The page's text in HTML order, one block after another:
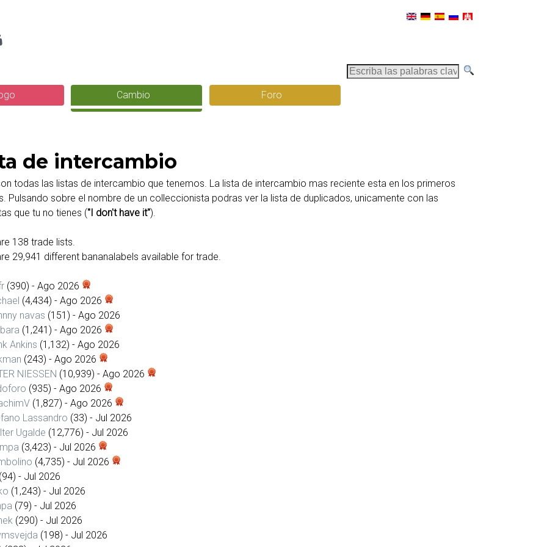
E
a
s
Cambio Foro
de intercambio
todas las listas de intercambio que tenemos. La lista de intercambio mas reciente esta en los primeros
Pulsando sobre el nombre de un colleccionista podras ver la lista de duplicados, unicamente con las
que tu no tienes ("I don't have it").
138 trade lists.
29,941 different bananalabels available for trade.
(390) - Ago 2026
(4,434) - Ago 2026
navas (151) - Ago 2026
(1,241) - Ago 2026
Ankins (1,132) - Ago 2026
(243) - Ago 2026
NIESSEN (10,939) - Ago 2026
(935) - Ago 2026
(1,827) - Ago 2026
Lassandro (33) - Jul 2026
Ugalde (12,776) - Jul 2026
(3,423) - Jul 2026
(4,735) - Jul 2026
(94) - Jul 2026
(1,243) - Jul 2026
(79) - Jul 2026
(290) - Jul 2026
(198) - Jul 2026